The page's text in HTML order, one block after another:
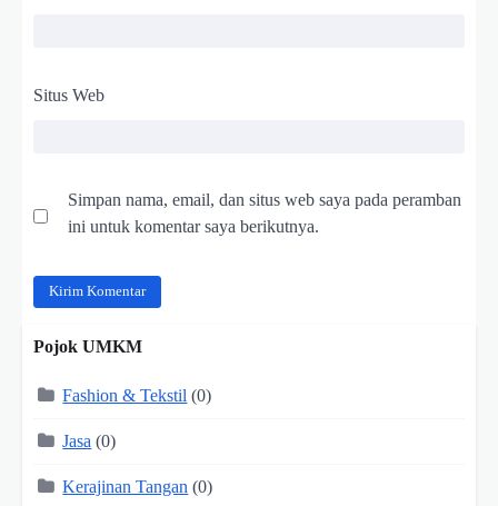
Situs Web
Simpan nama, email, dan situs web saya pada peramban
ini untuk komentar saya berikutnya.
Pojok UMKM
Fashion & Tekstil (0)
Jasa (0)
Kerajinan Tangan (0)